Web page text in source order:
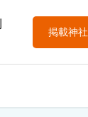
掲載神社